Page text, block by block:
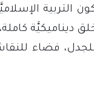
التربية
ديناميكيَّة
فضاء